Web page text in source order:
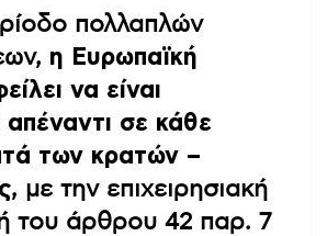
πολλαπλών
η Ευρωπαϊκή
να είναι
απέναντι σε κάθε
των κρατών –
, με την επιχειρησιακή
του άρθρου 42 παρ. 7